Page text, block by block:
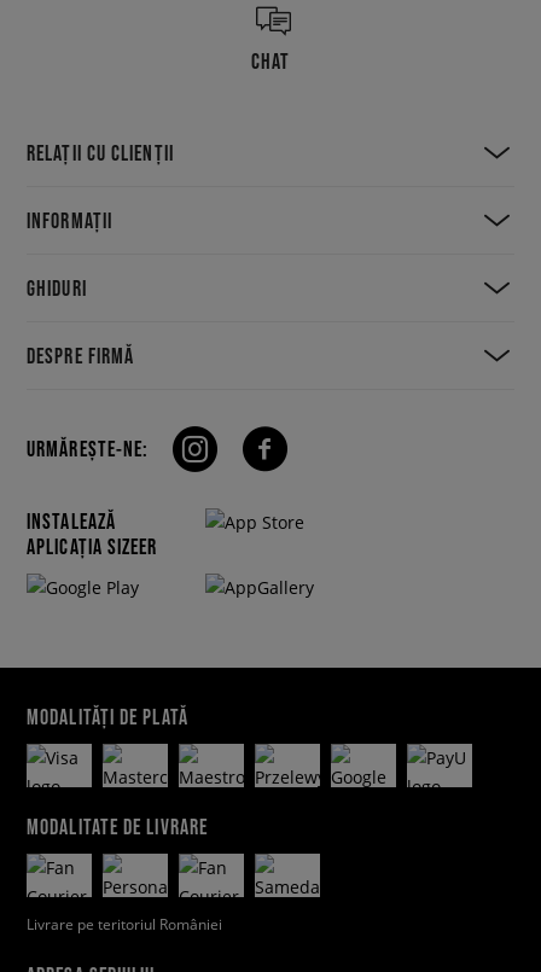
CHAT
RELAȚII CU CLIENȚII
INFORMAȚII
GHIDURI
DESPRE FIRMĂ
URMĂREȘTE-NE:
INSTALEAZĂ
APLICAȚIA SIZEER
MODALITĂȚI DE PLATĂ
MODALITATE DE LIVRARE
Livrare pe teritoriul României